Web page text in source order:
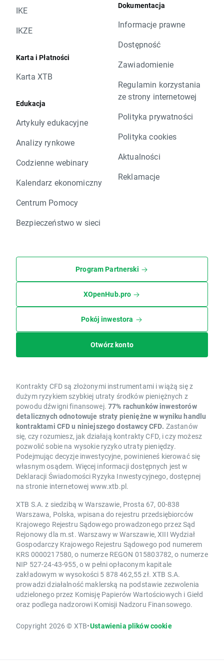
IKE
IKZE
Karta i Płatności
Karta XTB
Edukacja
Artykuły edukacyjne
Analizy rynkowe
Codzienne webinary
Kalendarz ekonomiczny
Centrum Pomocy
Bezpieczeństwo w sieci
Dokumentacja
Informacje prawne
Dostępność
Zawiadomienie
Regulamin korzystania
ze strony internetowej
Polityka prywatności
Polityka cookies
Aktualności
Reklamacje
Program Partnerski
XOpenHub.pro
Pokój inwestora
Otwórz konto
Kontrakty CFD są złożonymi instrumentami i wiążą się z
dużym ryzykiem szybkiej utraty środków pieniężnych z
powodu dźwigni finansowej. 77% rachunków inwestorów
detalicznych odnotowuje straty pieniężne w wyniku handlu
kontraktami CFD u niniejszego dostawcy CFD. Zastanów
się, czy rozumiesz, jak działają kontrakty CFD, i czy możesz
pozwolić sobie na wysokie ryzyko utraty pieniędzy.
Podejmując decyzje inwestycyjne, powinieneś kierować się
własnym osądem. Więcej informacji dostępnych jest w
Deklaracji Świadomości Ryzyka Inwestycyjnego, dostępnej
na stronie internetowej www.xtb.pl.
XTB S.A. z siedzibą w Warszawie, Prosta 67, 00-838
Warszawa, Polska, wpisana do rejestru przedsiębiorców
Krajowego Rejestru Sądowego prowadzonego przez Sąd
Rejonowy dla m.st. Warszawy w Warszawie, XIII Wydział
Gospodarczy Krajowego Rejestru Sądowego pod numerem
KRS 0000217580, o numerze REGON 015803782, o numerze
NIP 527-24-43-955, o w pełni opłaconym kapitale
zakładowym w wysokości 5 878 462,55 zł. XTB S.A.
prowadzi działalność maklerską na podstawie zezwolenia
udzielonego przez Komisję Papierów Wartościowych i Giełd
oraz podlega nadzorowi Komisji Nadzoru Finansowego.
Copyright 2026 © XTB•Ustawienia plików cookie